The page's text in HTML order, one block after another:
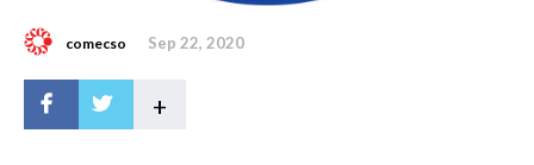
comecso Sep 22, 2020
+